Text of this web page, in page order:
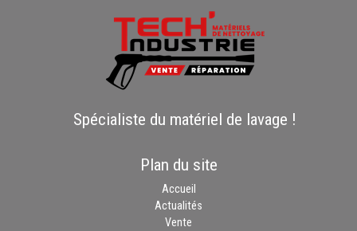
Spécialiste du matériel de lavage !
Plan du site
Accueil
Actualités
Vente